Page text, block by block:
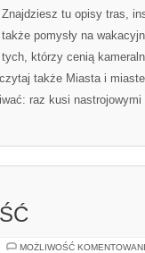
Znajdziesz tu opisy tras,
także pomysły na
tych, którzy cenią
także Miasta i
raz kusi
MOŻLIWOŚĆ